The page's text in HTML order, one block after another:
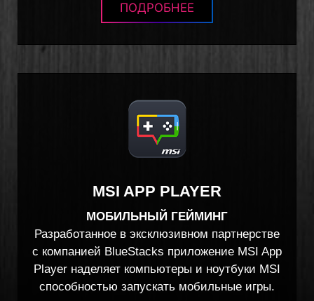
ПОДРОБНЕЕ
MSI APP PLAYER
МОБИЛЬНЫЙ ГЕЙМИНГ
Разработанное в эксклюзивном партнерстве
с компанией BlueStacks приложение MSI App
Player наделяет компьютеры и ноутбуки MSI
способностью запускать мобильные игры.